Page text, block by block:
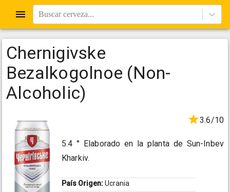
Buscar cerveza...
Chernigivske
Bezalkogolnoe (Non-
Alcoholic)
3.6/10
5.4 ° Elaborado en la planta de Sun-Inbev
Kharkiv.
País Origen:Ucrania